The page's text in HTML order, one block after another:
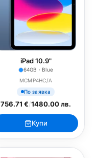
iPad 10.9"
64GB · Blue
MCMP4HC/A
По заявка
756.71 €/1480.00 лв.
Купи